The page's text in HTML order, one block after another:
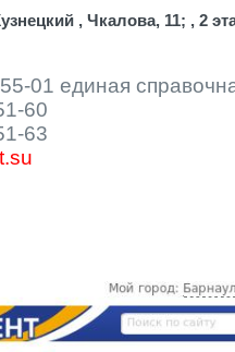
, Чкалова, 11; , 2
01 единая
60
63